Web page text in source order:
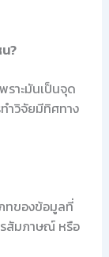
?
าะมันเป็นจุด
ำวิจัยมีทิศทาง
ทของข้อมูลที่
สัมภาษณ์ หรือ